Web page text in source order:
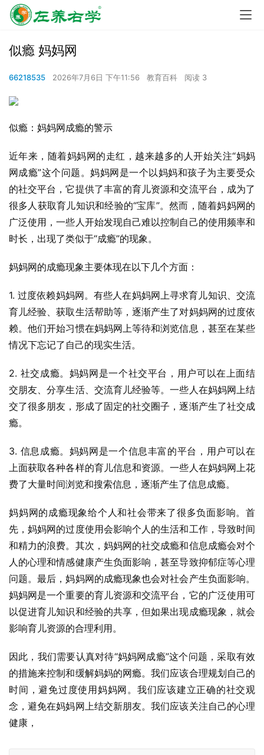
似瘾 妈妈网
66218535 2026年7月6日 下午11:56 教育百科 阅读 3
似瘾：妈妈网成瘾的警示
近年来，随着妈妈网的走红，越来越多的人开始关注“妈妈
网成瘾”这个问题。妈妈网是一个以妈妈和孩子为主要受众
的社交平台，它提供了丰富的育儿资源和交流平台，成为了
很多人获取育儿知识和经验的“宝库”。然而，随着妈妈网的
广泛使用，一些人开始发现自己难以控制自己的使用频率和
时长，出现了类似于“成瘾”的现象。
妈妈网的成瘾现象主要体现在以下几个方面：
1. 过度依赖妈妈网。有些人在妈妈网上寻求育儿知识、交流
育儿经验、获取生活帮助等，逐渐产生了对妈妈网的过度依
赖。他们开始习惯在妈妈网上等待和浏览信息，甚至在某些
情况下忘记了自己的现实生活。
2. 社交成瘾。妈妈网是一个社交平台，用户可以在上面结
交朋友、分享生活、交流育儿经验等。一些人在妈妈网上结
交了很多朋友，形成了固定的社交圈子，逐渐产生了社交成
瘾。
3. 信息成瘾。妈妈网是一个信息丰富的平台，用户可以在
上面获取各种各样的育儿信息和资源。一些人在妈妈网上花
费了大量时间浏览和搜索信息，逐渐产生了信息成瘾。
妈妈网的成瘾现象给个人和社会带来了很多负面影响。首
先，妈妈网的过度使用会影响个人的生活和工作，导致时间
和精力的浪费。其次，妈妈网的社交成瘾和信息成瘾会对个
人的心理和情感健康产生负面影响，甚至导致抑郁症等心理
问题。最后，妈妈网的成瘾现象也会对社会产生负面影响。
妈妈网是一个重要的育儿资源和交流平台，它的广泛使用可
以促进育儿知识和经验的共享，但如果出现成瘾现象，就会
影响育儿资源的合理利用。
因此，我们需要认真对待“妈妈网成瘾”这个问题，采取有效
的措施来控制和缓解妈妈的网瘾。我们应该合理规划自己的
时间，避免过度使用妈妈网。我们应该建立正确的社交观
念，避免在妈妈网上结交新朋友。我们应该关注自己的心理
健康，